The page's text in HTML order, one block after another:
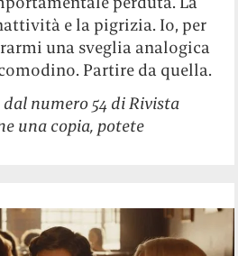
e la pigrizia. Io, per
una sveglia analogica
Partire da quella.
numero 54 di Rivista
una copia, potete